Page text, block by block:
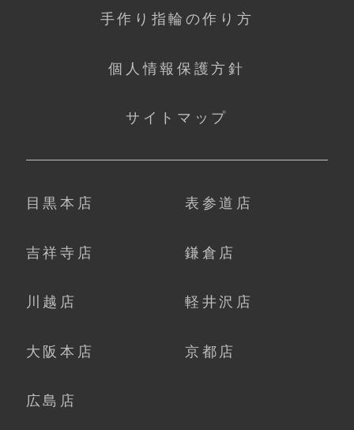
手作り指輪の作り方
個人情報保護方針
サイトマップ
目黒本店 表参道店
吉祥寺店 鎌倉店
川越店 軽井沢店
大阪本店 京都店
広島店